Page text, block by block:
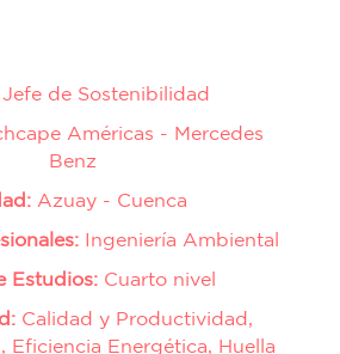
Jefe de Sostenibilidad
Américas - Mercedes
Benz
Azuay - Cuenca
Ingeniería Ambiental
Estudios: Cuarto nivel
Calidad y Productividad,
Eficiencia Energética, Huella